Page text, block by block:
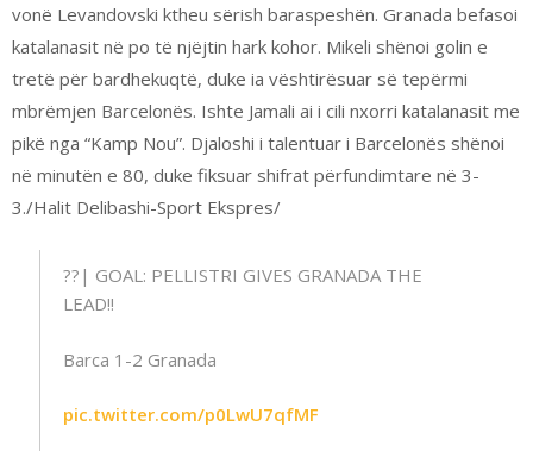
vonë Levandovski ktheu sërish baraspeshën. Granada befasoi
katalanasit në po të njëjtin hark kohor. Mikeli shënoi golin e
tretë për bardhekuqtë, duke ia vështirësuar së tepërmi
mbrëmjen Barcelonës. Ishte Jamali ai i cili nxorri katalanasit me
pikë nga “Kamp Nou”. Djaloshi i talentuar i Barcelonës shënoi
në minutën e 80, duke fiksuar shifrat përfundimtare në 3-
3./Halit Delibashi-Sport Ekspres/
??| GOAL: PELLISTRI GIVES GRANADA THE
LEAD!!
Barca 1-2 Granada
pic.twitter.com/p0LwU7qfMF